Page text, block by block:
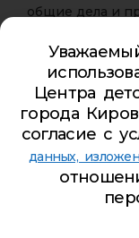
общие дела и
глаза!
Центра
города
согласие с
данных,